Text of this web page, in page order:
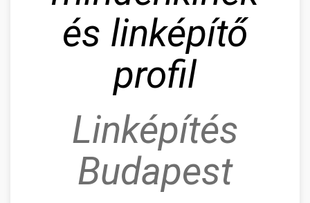
és linképítő
profil
Linképítés
Budapest